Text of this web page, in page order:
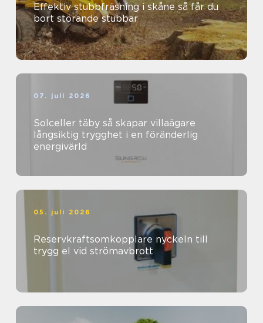
Effektiv stubbfräsning i skåne så får du
bort störande stubbar
07. juli 2026
Solceller täby så skapar villaägare
långsiktig trygghet i en föränderlig
energivärld
05. juli 2026
Reservkraftsomkopplare nyckeln till
trygg el vid strömavbrott